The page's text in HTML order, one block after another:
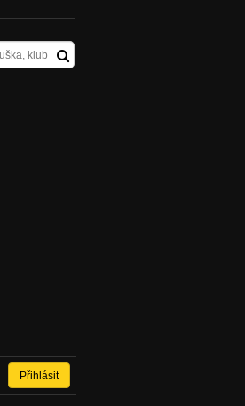
Přihlásit